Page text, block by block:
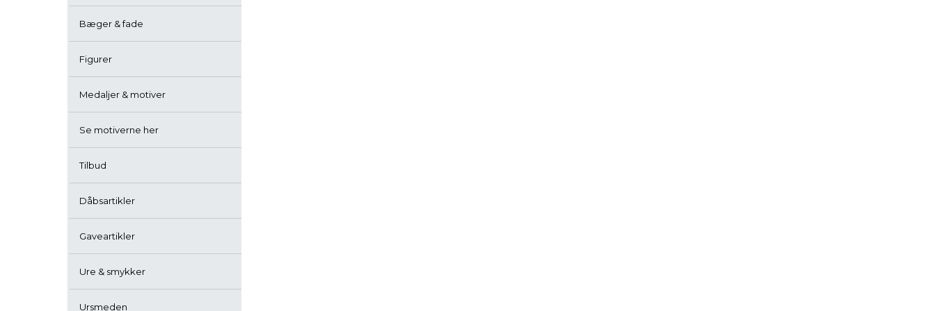
Bæger & fade
Figurer
Medaljer & motiver
Se motiverne her
Tilbud
Dåbsartikler
Gaveartikler
Ure & smykker
Ursmeden